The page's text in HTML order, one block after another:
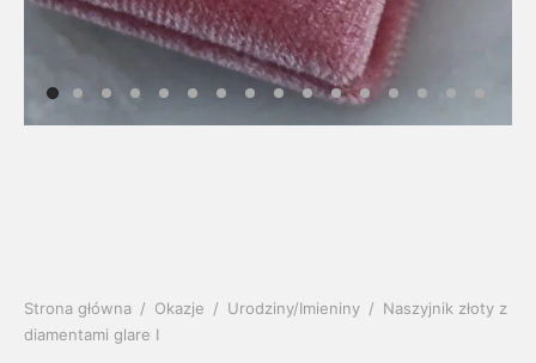
Strona główna / Okazje / Urodziny/Imieniny / Naszyjnik złoty z
diamentami glare I
męskie
klasyczne
dziecka